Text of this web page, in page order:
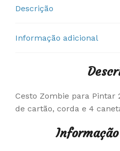
Descrição
Informação adicional
Cesto Zombie para Pintar
de cartão, corda e 4